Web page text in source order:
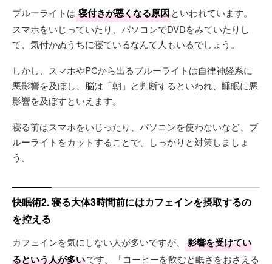
ブルーライトは 寝付きが悪くなる原因といわれています。
スマホをいじっていたり、パソコンでDVDをみていたりし
て、気付かぬうちに寝ているなんて人もいるでしょう。
しかし、スマホやPCから出るブルーライトは自律神経系に
悪影響を及ぼし、脳は「朝」と判断するといわれ、睡眠に悪
影響を及ぼすといえます。
寝る前はスマホをいじったり、パソコンを使わないなど、ブ
ルーライトをカットすることで、しっかりと対策しましょ
う。
快眠術2. 寝る大体3時間前にはカフェインを摂取するの
を控える
カフェインを気にしない人が多いですが、
影響を受けてい
るという人が多いです。「コーヒーを飲むと眠さをおさえる